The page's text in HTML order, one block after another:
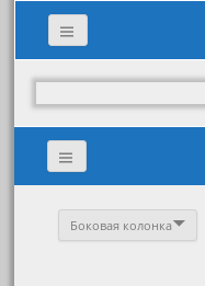
Боковая колонка